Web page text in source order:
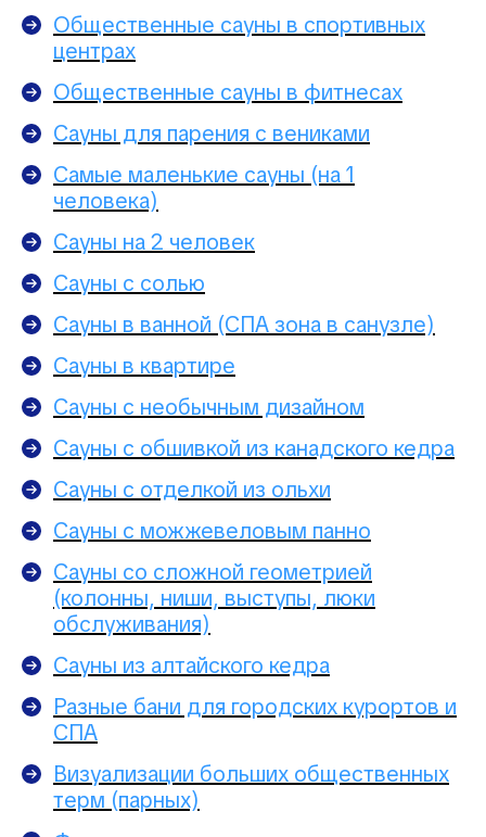
Общественные сауны в спортивных
центрах
Общественные сауны в фитнесах
Сауны для парения с вениками
Самые маленькие сауны (на 1
человека)
Сауны на 2 человек
Сауны с солью
Сауны в ванной (СПА зона в санузле)
Сауны в квартире
Сауны с необычным дизайном
Сауны с обшивкой из канадского кедра
Сауны с отделкой из ольхи
Сауны с можжевеловым панно
Сауны со сложной геометрией
(колонны, ниши, выступы, люки
обслуживания)
Сауны из алтайского кедра
Разные бани для городских курортов и
СПА
Визуализации больших общественных
терм (парных)